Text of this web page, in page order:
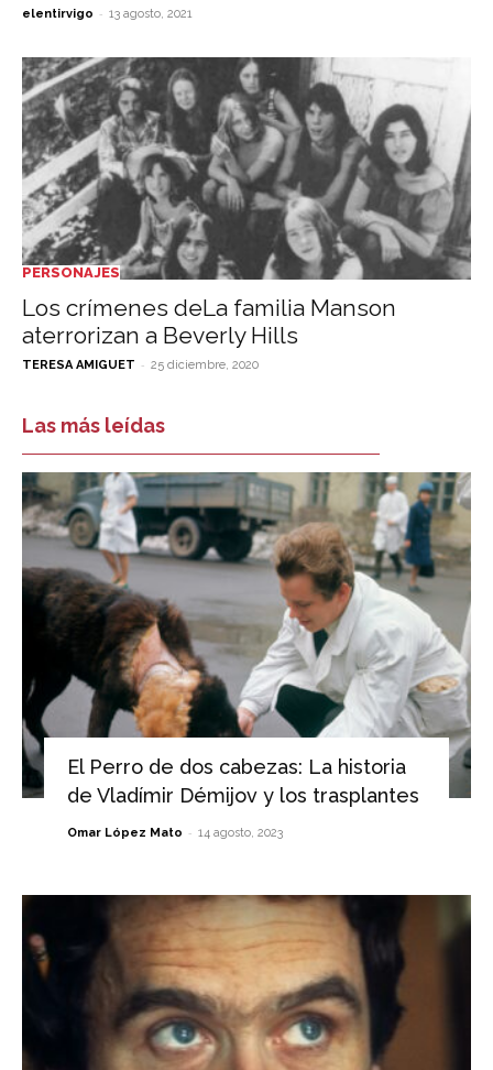
elentirvigo - 13 agosto, 2021
PERSONAJES
Los crímenes deLa familia Manson
aterrorizan a Beverly Hills
TERESA AMIGUET - 25 diciembre, 2020
Las más leídas
El Perro de dos cabezas: La historia
de Vladímir Démijov y los trasplantes
Omar López Mato - 14 agosto, 2023